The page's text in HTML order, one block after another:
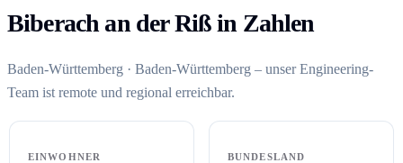
Biberach an der Riß in Zahlen
Baden-Württemberg · Baden-Württemberg – unser Engineering-
Team ist remote und regional erreichbar.
EINWOHNER BUNDESLAND